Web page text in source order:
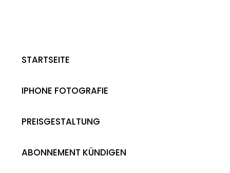
STARTSEITE
IPHONE FOTOGRAFIE
PREISGESTALTUNG
ABONNEMENT KÜNDIGEN